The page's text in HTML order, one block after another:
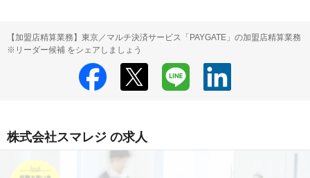
【加盟店精算業務】東京／マルチ決済サービス「PAYGATE」の加盟店精算業務
※リーダー候補 をシェアしましょう
株式会社スマレジ の求人